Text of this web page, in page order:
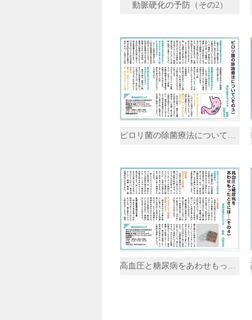
動脈硬化の予防（その2）
ピロリ菌の除菌療法について（その3
高血圧と糖尿病をあわせもったときには…（その4）